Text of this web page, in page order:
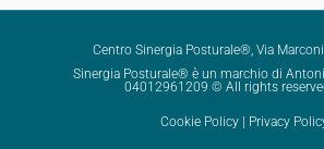
Centro Sinergia Posturale®, Via
Sinergia Posturale® è un marchio di
04012961209 © All rights
Cookie Policy | Privacy